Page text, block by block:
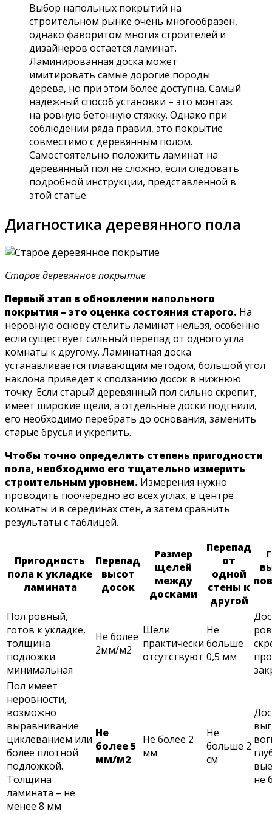
Выбор напольных покрытий на
строительном рынке очень многообразен,
однако фаворитом многих строителей и
дизайнеров остается ламинат.
Ламинированная доска может
имитировать самые дорогие породы
дерева, но при этом более доступна. Самый
надежный способ установки – это монтаж
на ровную бетонную стяжку. Однако при
соблюдении ряда правил, это покрытие
совместимо с деревянным полом.
Самостоятельно положить ламинат на
деревянный пол не сложно, если следовать
подробной инструкции, представленной в
этой статье.
Диагностика деревянного пола
Старое деревянное покрытие
Первый этап в обновлении напольного
покрытия – это оценка состояния старого. На
неровную основу стелить ламинат нельзя, особенно
если существует сильный перепад от одного угла
комнаты к другому. Ламинатная доска
устанавливается плавающим методом, большой угол
наклона приведет к сползанию досок в нижнюю
точку. Если старый деревянный пол сильно скрепит,
имеет широкие щели, а отдельные доски подгнили,
его необходимо перебрать до основания, заменить
старые брусья и укрепить.
Чтобы точно определить степень пригодности
пола, необходимо его тщательно измерить
строительным уровнем. Измерения нужно
проводить поочередно во всех углах, в центре
комнаты и в серединах стен, а затем сравнить
результаты с таблицей.
Пригодность
пола к укладке
ламината
Перепад
высот
досок
Размер
щелей
между
досками
Перепад
от
одной
стены к
другой
Пол ровный,
готов к укладке,
толщина
подложки
минимальная
Не более
2мм/м2
Щели
практически
отсутствуют
Не
больше
0,5 мм
Пол имеет
неровности,
возможно
выравнивание
циклеванием или
более плотной
подложкой.
Толщина
ламината – не
менее 8 мм
Не
более 5
мм/м2
Не более 2
мм
Не
больше 2
см
не